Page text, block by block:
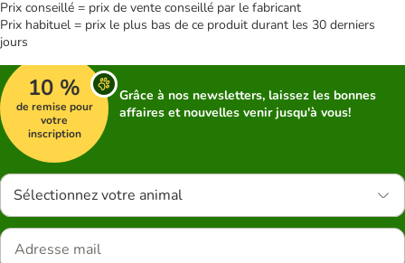
Prix conseillé = prix de vente conseillé par le fabricant
Prix habituel = prix le plus bas de ce produit durant les 30 derniers
jours
10 %
de remise pour
votre
inscription
Grâce à nos newsletters, laissez les bonnes
affaires et nouvelles venir jusqu'à vous!
Sélectionnez votre animal